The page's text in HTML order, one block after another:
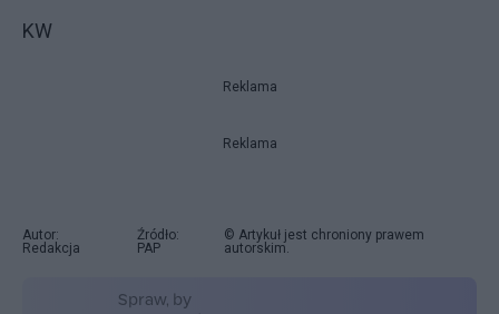
KW
Reklama
Reklama
Autor:
Redakcja
Źródło:
PAP
© Artykuł jest chroniony prawem
autorskim.